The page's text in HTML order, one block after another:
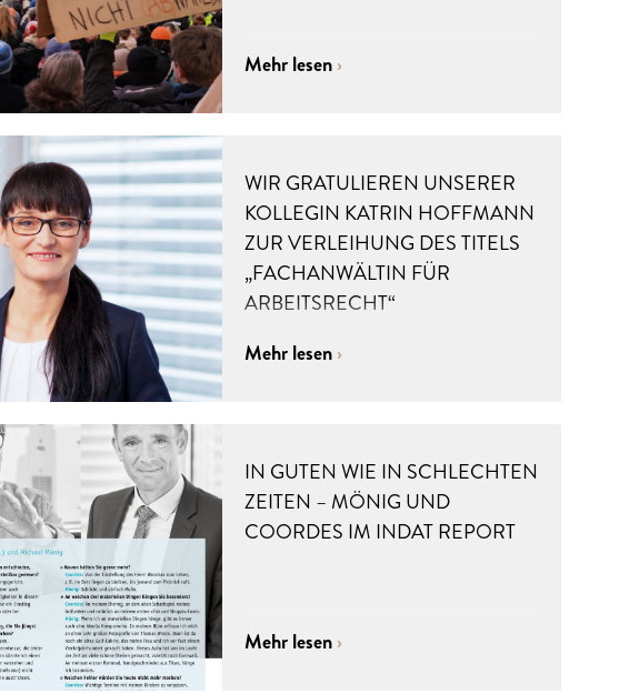
Mehr lesen
WIR GRATULIEREN UNSERER
KOLLEGIN KATRIN HOFFMANN
ZUR VERLEIHUNG DES TITELS
„FACHANWÄLTIN FÜR
ARBEITSRECHT“
Mehr lesen
IN GUTEN WIE IN SCHLECHTEN
ZEITEN – MÖNIG UND
COORDES IM INDAT REPORT
Mehr lesen